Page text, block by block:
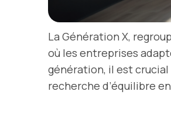
La Génération X,
où les entreprises
génération, il est
recherche d’équilibre